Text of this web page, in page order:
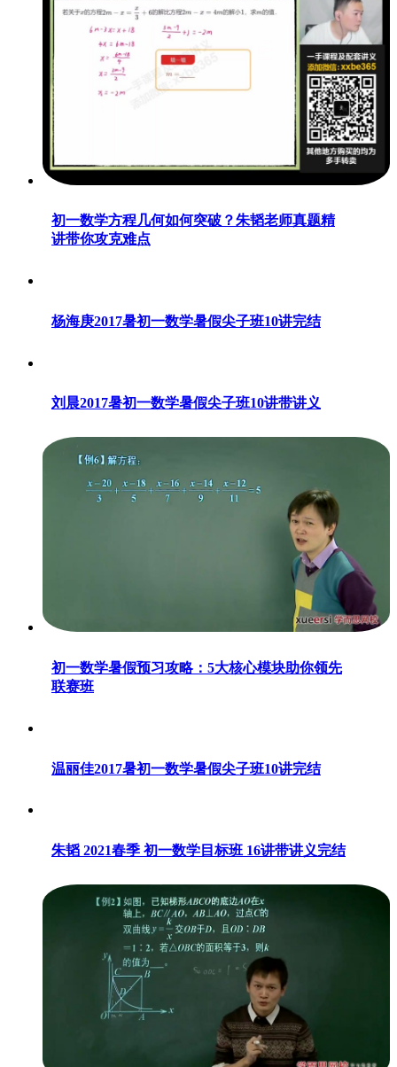
初一数学方程几何如何突破？朱韬老师真题精
讲带你攻克难点
杨海庚2017暑初一数学暑假尖子班10讲完结
刘晨2017暑初一数学暑假尖子班10讲带讲义
初一数学暑假预习攻略：5大核心模块助你领先
联赛班
温丽佳2017暑初一数学暑假尖子班10讲完结
朱韬 2021春季 初一数学目标班 16讲带讲义完结